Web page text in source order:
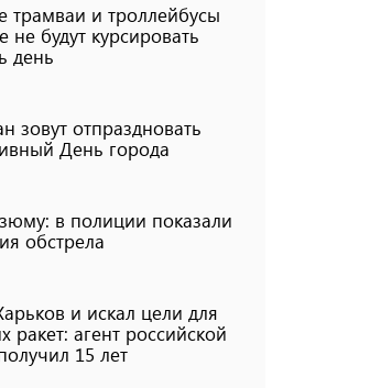
трамваи и троллейбусы
не будут курсировать
день
зовут отпраздновать
День города
в полиции показали
обстрела
и искал цели для
ракет: агент российской
15 лет